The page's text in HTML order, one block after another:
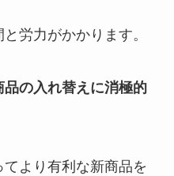
労力がかかります。
品の入れ替えに消極的
より有利な新商品を